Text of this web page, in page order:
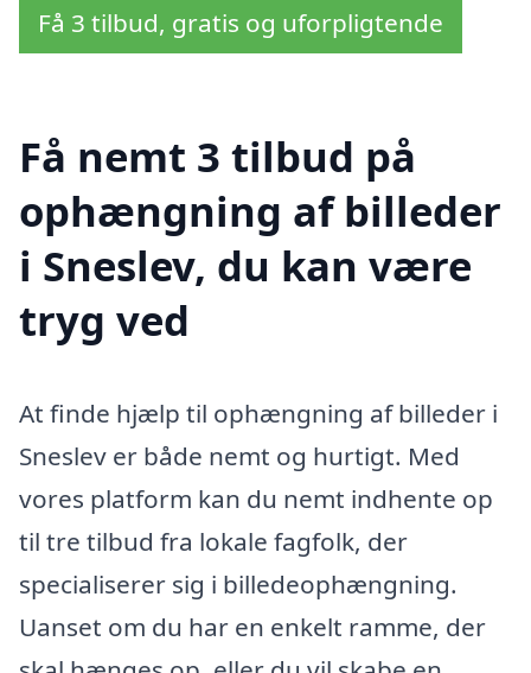
Få 3 tilbud, gratis og uforpligtende
Få nemt 3 tilbud på
ophængning af billeder
i Sneslev, du kan være
tryg ved
At finde hjælp til ophængning af billeder i
Sneslev er både nemt og hurtigt. Med
vores platform kan du nemt indhente op
til tre tilbud fra lokale fagfolk, der
specialiserer sig i billedeophængning.
Uanset om du har en enkelt ramme, der